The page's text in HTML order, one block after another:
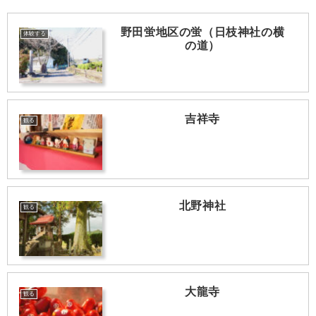
体験する
野田蛍地区の蛍（日枝神社の横
の道）
観る 吉祥寺
観る 北野神社
観る 大龍寺